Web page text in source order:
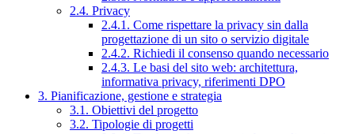
2.4. Privacy
2.4.1. Come rispettare la privacy sin dalla
progettazione di un sito o servizio digitale
2.4.2. Richiedi il consenso quando necessario
2.4.3. Le basi del sito web: architettura,
informativa privacy, riferimenti DPO
3. Pianificazione, gestione e strategia
3.1. Obiettivi del progetto
3.2. Tipologie di progetti